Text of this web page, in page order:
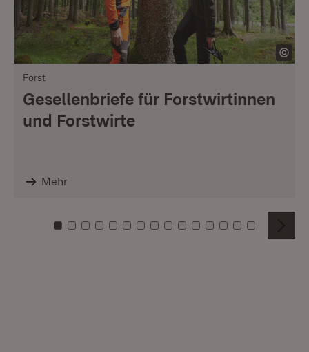
Forst
Gesellenbriefe für Forstwirtinnen
und Forstwirte
Mehr
Zu Kachel: 0
Zu Kachel: 1
Zu Kachel: 2
Zu Kachel: 3
Zu Kachel: 4
Zu Kachel: 5
Zu Kachel: 6
Zu Kachel: 7
Zu Kachel: 8
Zu Kachel: 9
Zu Kachel: 10
Zu Kachel: 11
Zu Kachel: 12
Zu Kachel:
Zu